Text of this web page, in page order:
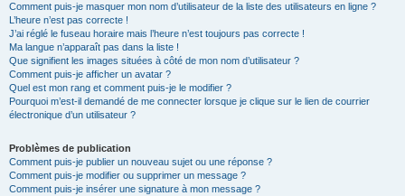
Comment puis-je masquer mon nom d’utilisateur de la liste des utilisateurs en ligne ?
L’heure n’est pas correcte !
J’ai réglé le fuseau horaire mais l’heure n’est toujours pas correcte !
Ma langue n’apparaît pas dans la liste !
Que signifient les images situées à côté de mon nom d’utilisateur ?
Comment puis-je afficher un avatar ?
Quel est mon rang et comment puis-je le modifier ?
Pourquoi m’est-il demandé de me connecter lorsque je clique sur le lien de courrier
électronique d’un utilisateur ?
Problèmes de publication
Comment puis-je publier un nouveau sujet ou une réponse ?
Comment puis-je modifier ou supprimer un message ?
Comment puis-je insérer une signature à mon message ?